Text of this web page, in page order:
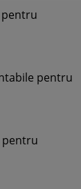
pentru
pentru
pentru